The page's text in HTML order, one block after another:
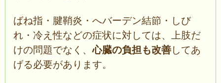
ばね指・腱鞘炎・へバーデン結節・しび
れ・冷え性などの症状に対しては、上肢だ
けの問題でなく、心臓の負担も改善してあ
げる必要があります。